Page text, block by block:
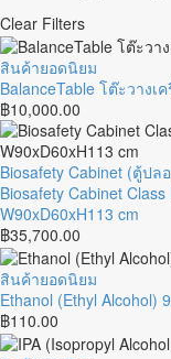
Clear Filters
BalanceTable
โต๊ะ
วาง
เครื่อง
ชั่ง
โครง
ปูน
T.
เเก
รนิต
สินค้ายอดนิยม
BalanceTable โต๊ะวางเ
฿10,000.00
Biosafety
Cabinet
Class
I
Stainless
Steel
(BS9011)
พร้อม
ขา
Biosafety Cabinet (ตู้ปล
Biosafety Cabinet
W90xD60xH113 cm
฿35,700.00
Ethanol
(Ethyl
Alcohol)
95%
สินค้ายอดนิยม
Ethanol (Ethyl Alcohol)
฿110.00